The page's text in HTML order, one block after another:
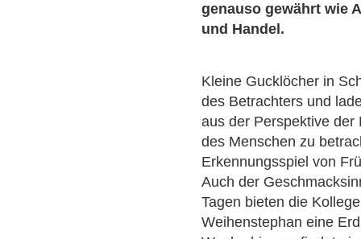
genauso gewährt wie
und Handel.
Kleine Gucklöcher in
des Betrachters und
aus der Perspektive
des Menschen zu
Erkennungsspiel von
Auch der
Tagen bieten die
Weihenstephan eine